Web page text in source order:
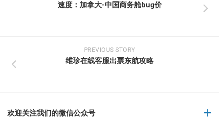
速度：加拿大-中国商务舱bug价
PREVIOUS STORY
维珍在线客服出票东航攻略
欢迎关注我们的微信公众号